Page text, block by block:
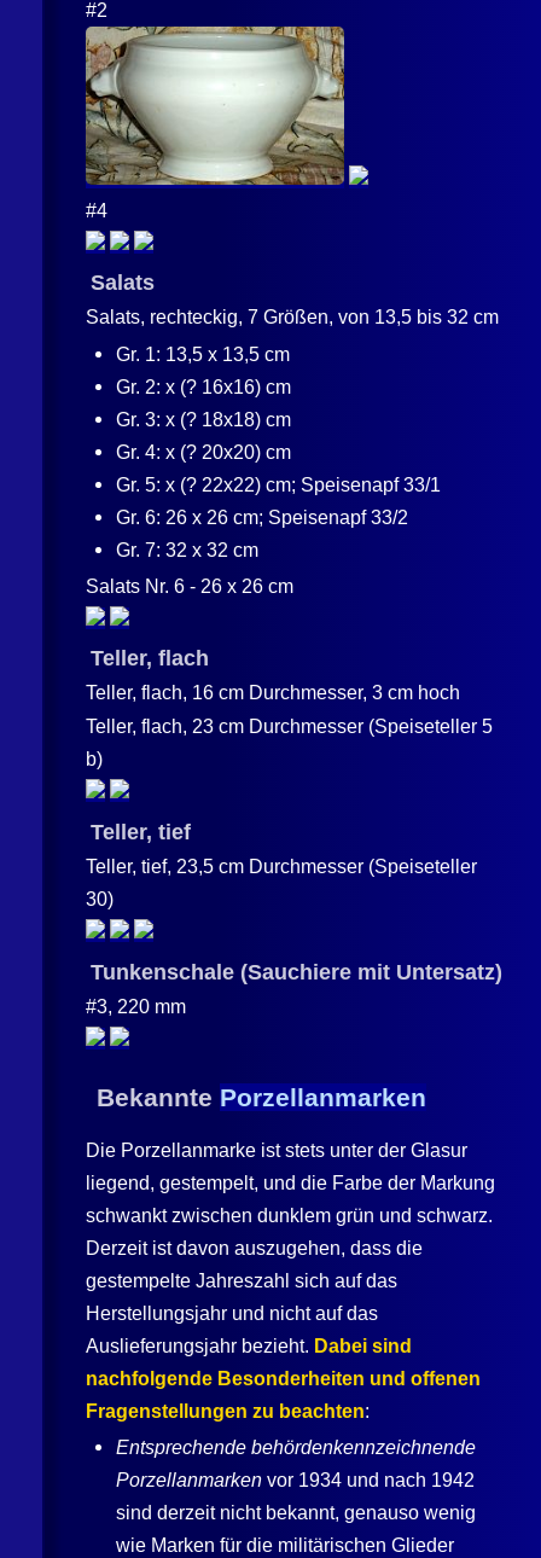
#2
#4
Salats
Salats, rechteckig, 7 Größen, von 13,5 bis 32 cm
Gr. 1: 13,5 x 13,5 cm
Gr. 2: x (? 16x16) cm
Gr. 3: x (? 18x18) cm
Gr. 4: x (? 20x20) cm
Gr. 5: x (? 22x22) cm; Speisenapf 33/1
Gr. 6: 26 x 26 cm; Speisenapf 33/2
Gr. 7: 32 x 32 cm
Salats Nr. 6 - 26 x 26 cm
Teller, flach
Teller, flach, 16 cm Durchmesser, 3 cm hoch
Teller, flach, 23 cm Durchmesser (Speiseteller 5
b)
Teller, tief
Teller, tief, 23,5 cm Durchmesser (Speiseteller
30)
Tunkenschale (Sauchiere mit Untersatz)
#3, 220 mm
Bekannte Porzellanmarken
Die Porzellanmarke ist stets unter der Glasur
liegend, gestempelt, und die Farbe der Markung
schwankt zwischen dunklem grün und schwarz.
Derzeit ist davon auszugehen, dass die
gestempelte Jahreszahl sich auf das
Herstellungsjahr und nicht auf das
Auslieferungsjahr bezieht. Dabei sind
nachfolgende Besonderheiten und offenen
Fragenstellungen zu beachten:
Entsprechende behördenkennzeichnende
Porzellanmarkenvor 1934 und nach 1942
sind derzeit nicht bekannt, genauso wenig
wie Marken für die militärischen Glieder